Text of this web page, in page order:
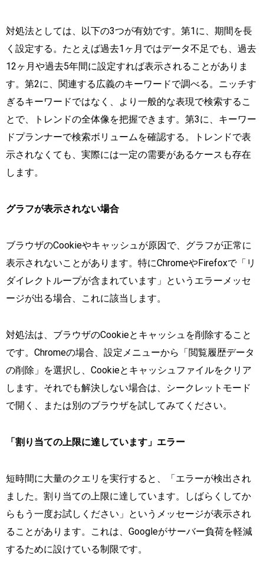
対処法としては、以下の3つが有効です。第1に、期間を長
く設定する。たとえば過去1ヶ月ではデータ不足でも、過去
12ヶ月や過去5年間に設定すれば表示されることがありま
す。第2に、関連する広義のキーワードで調べる。ニッチす
ぎるキーワードではなく、より一般的な表現で検索するこ
とで、トレンドの全体像を把握できます。第3に、キーワー
ドプランナーで検索ボリュームを確認する。トレンドで表
示されなくても、実際には一定の需要があるケースも存在
します。
グラフが表示されない場合
ブラウザのCookieやキャッシュが原因で、グラフが正常に
表示されないことがあります。特にChromeやFirefoxで「リ
ダイレクトループが含まれています」というエラーメッセ
ージが出る場合、これに該当します。
対処法は、ブラウザのCookieとキャッシュを削除すること
です。Chromeの場合、設定メニューから「閲覧履歴データ
の削除」を選択し、Cookieとキャッシュファイルをクリア
します。それでも解決しない場合は、シークレットモード
で開く、または別のブラウザを試してみてください。
「割り当ての上限に達しています」エラー
短時間に大量のクエリを実行すると、「エラーが検出され
ました。割り当ての上限に達しています。しばらくしてか
らもう一度お試しください」というメッセージが表示され
ることがあります。これは、Googleがサーバー負荷を軽減
するために設けている制限です。